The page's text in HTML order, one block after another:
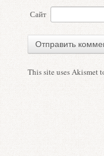
Сайт
This site uses Akismet